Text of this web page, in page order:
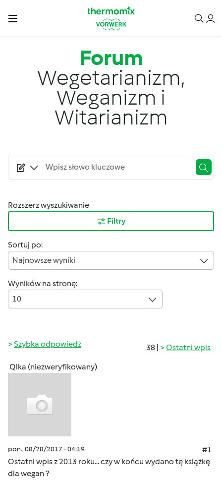
Forum
Wegetarianizm,
Weganizm i
Witarianizm
Rozszerz wyszukiwanie
Filtry
Sortuj po:
Najnowsze wyniki
Wyników na stronę:
10
38 | Ostatni wpis
Szybka odpowiedź
Qlka (niezweryfikowany)
pon., 08/28/2017 - 04:19
#1
Ostatni wpis z 2013 roku... czy w końcu wydano tę książkę
dla wegan ?